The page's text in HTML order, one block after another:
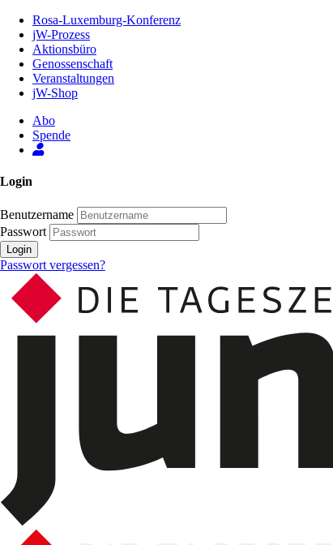
Inhalt
Seite
Rosa-Luxemburg-Konferenz
jW-Prozess
Aktionsbüro
Genossenschaft
Veranstaltungen
jW-Shop
Abo
Spende
Login
Benutzername
Passwort
Login
Passwort vergessen?